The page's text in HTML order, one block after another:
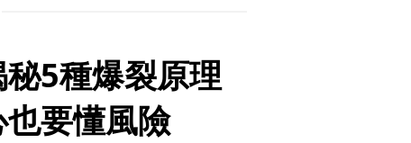
5種爆裂原理
要懂風險